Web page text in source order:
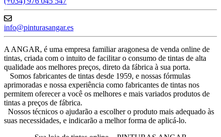
info@pinturasangar.es
A ANGAR, é uma empresa familiar aragonesa de venda online de
tintas, criada com o intuito de facilitar o consumo de tintas de alta
qualidade aos melhores preços, direto da fábrica à sua porta.
Somos fabricantes de tintas desde 1959, e nossas fórmulas
aprimoradas e nossa experiência como fabricantes de tintas nos
permitem oferecer a você os melhores e mais variados produtos de
tintas a preços de fábrica.
Nossos técnicos o ajudarão a escolher o produto mais adequado às
suas necessidades, e indicarão a melhor forma de aplicá-lo.